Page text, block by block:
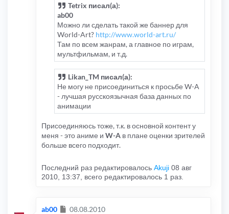
Tetrix писал(а):
ab00
Можно ли сделать такой же баннер для
World-Art? http://www.world-art.ru/
Там по всем жанрам, а главное по играм,
мультфильмам, и т.д.
Likan_TM писал(а):
Не могу не присоединиться к просьбе W-A
- лучшая русскоязычная база данных по
анимации
Присоединяюсь тоже, т.к. в основной контент у
меня - это аниме и W-A в плане оценки зрителей
больше всего подходит.
Последний раз редактировалось Akuji 08 авг
2010, 13:37, всего редактировалось 1 раз.
ab00 Сообщение
08.08.2010